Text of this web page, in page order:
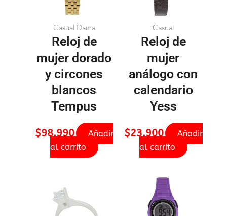
Casual Dama
Reloj de
mujer dorado
y circones
blancos
Tempus
$98.990
Añadir
al carrito
Casual
Reloj de
mujer
análogo con
calendario
Yess
$23.900
Añadir
al carrito